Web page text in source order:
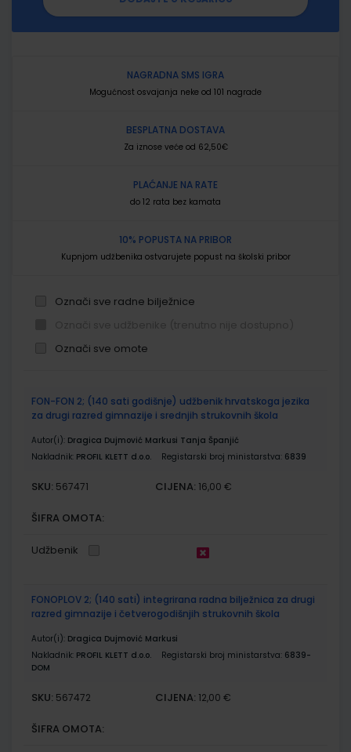
NAGRADNA SMS IGRA
Mogućnost osvajanja neke od 101 nagrade
BESPLATNA DOSTAVA
Za iznose veće od 62,50€
PLAĆANJE NA RATE
do 12 rata bez kamata
10% POPUSTA NA PRIBOR
Kupnjom udžbenika ostvarujete popust na školski pribor
Označi sve radne bilježnice
Označi sve omote
proizvodi
FON-FON 2; (140 sati godišnje) udžbenik hrvatskoga jezika
za drugi razred gimnazije i srednjih strukovnih škola
Autor(i): Dragica Dujmović Markusi Tanja Španjić
Nakladnik: PROFIL KLETT d.o.o. Registarski broj ministarstva: 6839
SKU: 567471 CIJENA: 16,00 €
ŠIFRA OMOTA:
Udžbenik
FONOPLOV 2; (140 sati) integrirana radna bilježnica za drugi
razred gimnazije i četverogodišnjih strukovnih škola
Autor(i): Dragica Dujmović Markusi
Nakladnik: PROFIL KLETT d.o.o. Registarski broj ministarstva: 6839-
DOM
SKU: 567472 CIJENA: 12,00 €
ŠIFRA OMOTA: